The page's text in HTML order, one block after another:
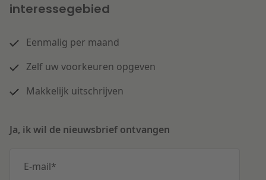
interessegebied
Eenmalig per maand
Zelf uw voorkeuren opgeven
Makkelijk uitschrijven
Ja, ik wil de nieuwsbrief ontvangen
E-mail*